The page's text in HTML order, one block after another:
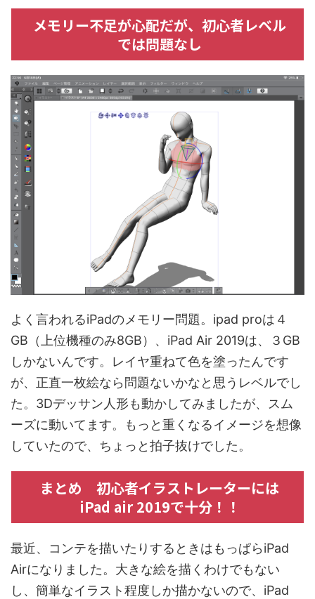
メモリー不足が心配だが、初心者レベル
では問題なし
よく言われるiPadのメモリー問題。ipad proは４
GB（上位機種のみ8GB）、iPad Air 2019は、３GB
しかないんです。レイヤ重ねて色を塗ったんです
が、正直一枚絵なら問題ないかなと思うレベルでし
た。3Dデッサン人形も動かしてみましたが、スム
ーズに動いてます。もっと重くなるイメージを想像
していたので、ちょっと拍子抜けでした。
まとめ 初心者イラストレーターには
iPad air 2019で十分！！
最近、コンテを描いたりするときはもっぱらiPad
Airになりました。大きな絵を描くわけでもない
し、簡単なイラスト程度しか描かないので、iPad